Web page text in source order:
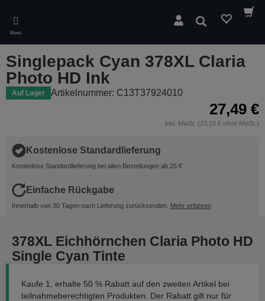
main
content
Menü
Suchen
Singlepack Cyan 378XL Claria
Photo HD Ink
Auf Lager Artikelnummer: C13T37924010
27,49 €
inkl. MwSt. (23,10 € ohne MwSt.)
Kostenlose Standardlieferung
Kostenlose Standardlieferung bei allen Bestellungen ab 25 €
Einfache Rückgabe
Innerhalb von 30 Tagen nach Lieferung zurücksenden. Mehr erfahren
378XL Eichhörnchen Claria Photo HD
Single Cyan Tinte
Kaufe 1, erhalte 50 % Rabatt auf den zweiten Artikel bei
teilnahmeberechtigten Produkten. Der Rabatt gilt nur für